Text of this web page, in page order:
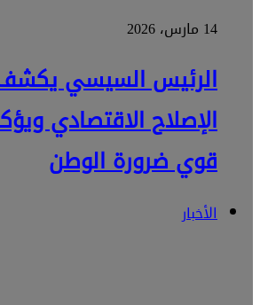
14 مارس، 2026
الرئيس السيسي
الإصلاح الاقتصادي
قوي ضرورة الوطن
الأخبار